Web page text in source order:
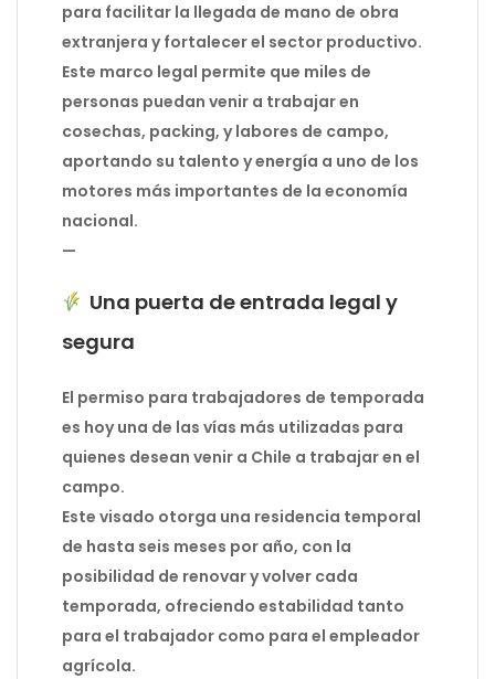
para facilitar la llegada de mano de obra
extranjera y fortalecer el sector productivo.
Este marco legal permite que miles de
personas puedan venir a trabajar en
cosechas, packing, y labores de campo,
aportando su talento y energía a uno de los
motores más importantes de la economía
nacional.
—
Una puerta de entrada legal y
segura
El permiso para trabajadores de temporada
es hoy una de las vías más utilizadas para
quienes desean venir a Chile a trabajar en el
campo.
Este visado otorga una residencia temporal
de hasta seis meses por año, con la
posibilidad de renovar y volver cada
temporada, ofreciendo estabilidad tanto
para el trabajador como para el empleador
agrícola.